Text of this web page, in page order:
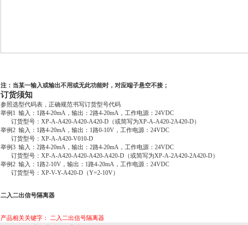
注：当某一输入或输出不用或无此功能时，对应端子悬空不接；
订货须知
参照选型代码表，正确规范书写订货型号代码
举例1 输入：1路4-20mA，输出：2路4-20mA，工作电源：24VDC
订货型号：XP-A-A420-A420-A420-D（或简写为XP-A-A420-2A420-D）
举例2 输入：1路4-20mA，输出：1路0-10V，工作电源：24VDC
订货型号：XP-A-A420-V010-D
举例3 输入：2路4-20mA，输出：2路4-20mA，工作电源：24VDC
订货型号：XP-A-A420-A420-A420-A420-D（或简写为XP-A-2A420-2A420-D）
举例2 输入：1路2-10V，输出：1路4-20mA，工作电源：24VDC
订货型号：XP-V-Y-A420-D（Y=2-10V）
二入二出信号隔离器
产品相关关键字： 二入二出信号隔离器